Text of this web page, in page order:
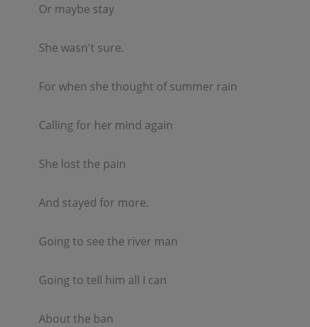
Or maybe stay
She wasn't sure.
For when she thought of summer rain
Calling for her mind again
She lost the pain
And stayed for more.
Going to see the river man
Going to tell him all I can
About the ban